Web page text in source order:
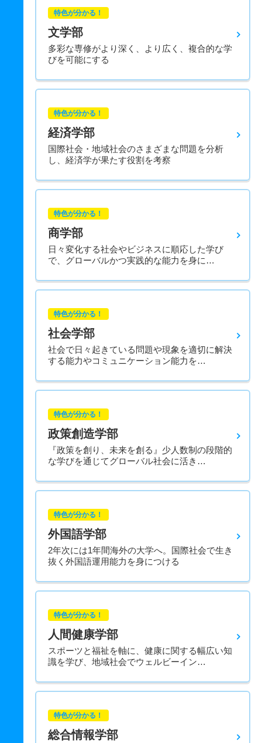
特色が分かる！
文学部
多彩な専修がより深く、より広く、複合的な学
びを可能にする
特色が分かる！
経済学部
国際社会・地域社会のさまざまな問題を分析
し、経済学が果たす役割を考察
特色が分かる！
商学部
日々変化する社会やビジネスに順応した学び
で、グローバルかつ実践的な能力を身に…
特色が分かる！
社会学部
社会で日々起きている問題や現象を適切に解決
する能力やコミュニケーション能力を…
特色が分かる！
政策創造学部
『政策を創り、未来を創る』少人数制の段階的
な学びを通じてグローバル社会に活き…
特色が分かる！
外国語学部
2年次には1年間海外の大学へ。国際社会で生き
抜く外国語運用能力を身につける
特色が分かる！
人間健康学部
スポーツと福祉を軸に、健康に関する幅広い知
識を学び、地域社会でウェルビーイン…
特色が分かる！
総合情報学部